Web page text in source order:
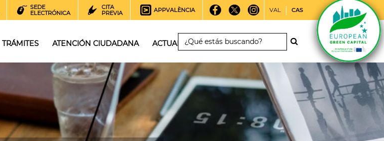
SEDE
ELECTRÓNICA
CITA
PREVIA
APPVALÈNCIA VAL CAS
TRÁMITES ATENCIÓN CIUDADANA ACTUALIDAD